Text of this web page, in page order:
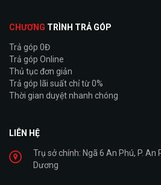
CHƯƠNG TRÌNH TRẢ GÓP
Trả góp 0Đ
Trả góp Online
Thủ tục đơn giản
Trả góp lãi suất chỉ từ 0%
Thời gian duyệt nhanh chóng
LIÊN HỆ
Trụ sở chính: Ngã 6 An Phú, P. An
Dương